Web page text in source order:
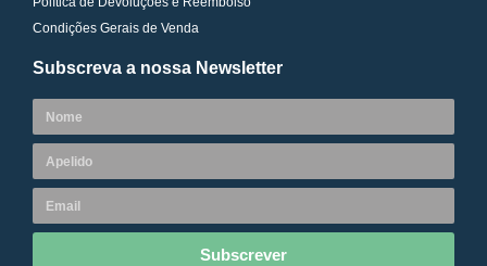
Condições Gerais de Venda
Subscreva a nossa Newsletter
Subscrever